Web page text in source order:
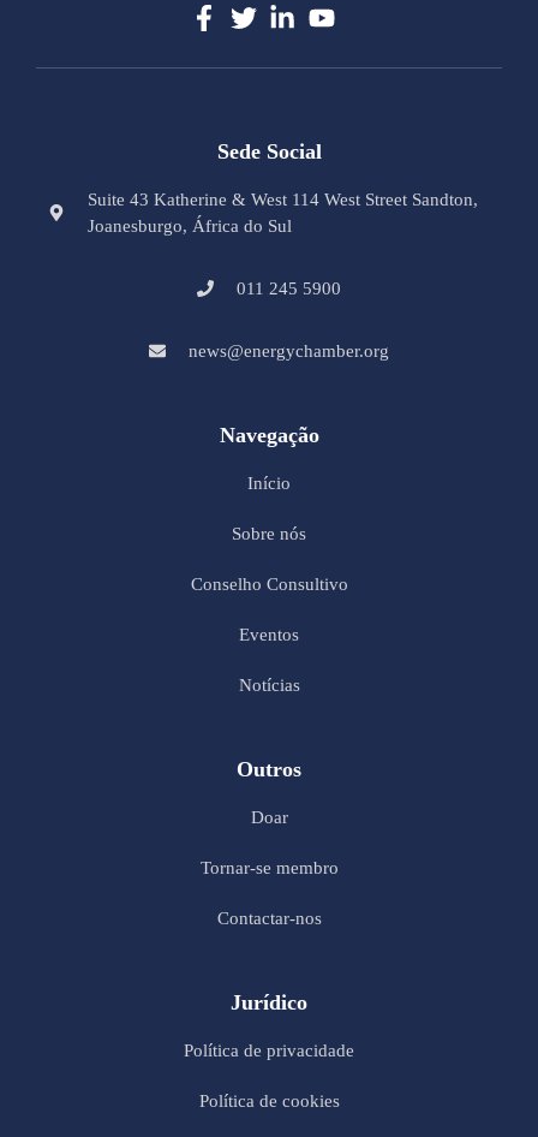
Sede Social
Suite 43 Katherine & West 114 West Street Sandton,
Joanesburgo, África do Sul
011 245 5900
news@energychamber.org
Navegação
Início
Sobre nós
Conselho Consultivo
Eventos
Notícias
Outros
Doar
Tornar-se membro
Contactar-nos
Jurídico
Política de privacidade
Política de cookies